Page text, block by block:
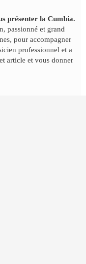
présenter la Cumbia.
passionné et grand
pour accompagner
professionnel et a
article et vous donner